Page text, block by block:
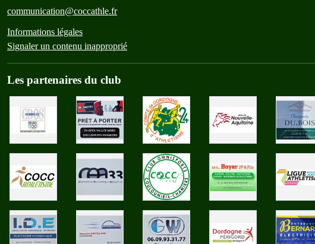
communication@coccathle.fr
Informations légales
Signaler un contenu inapproprié
Les partenaires du club